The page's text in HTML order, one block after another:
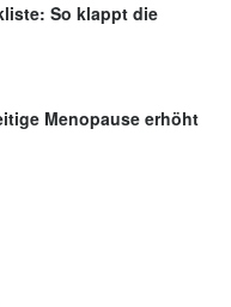
So klappt die
Menopause erhöht